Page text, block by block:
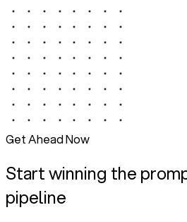
Get Ahead Now
Start winning the
pipeline